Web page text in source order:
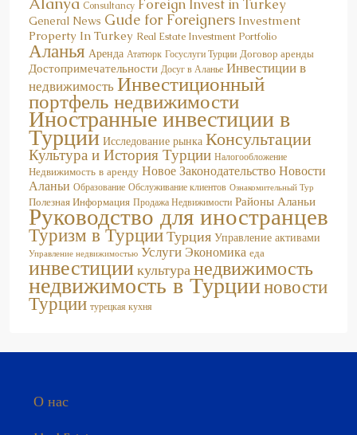
Alanya Consultancy Foreign Invest in Turkey
General News Gude for Foreigners Investment
Property In Turkey Real Estate Investment Portfolio
Аланья Аренда Ататюрк Госуслуги Турции Договор аренды
Достопримечательности Досуг в Аланье
Инвестиции в
недвижимостьИнвестиционный
портфель недвижимости
Иностранные инвестиции в
Турции Исследование рынка Консультации
Культура и История Турции Налогообложение
Недвижимость в аренду Новое ЗаконодательствоНовости
Аланьи Образование Обслуживание клиентов Ознакомительный Тур
Полезная Информация Продажа Недвижимости Районы Аланьи
Руководство для иностранцев
Туризм в Турции Турция Управление активами
Управление недвижимостью Услуги Экономика еда
инвестициикультуранедвижимость
недвижимость в Турцииновости
Турции турецкая кухня
О нас